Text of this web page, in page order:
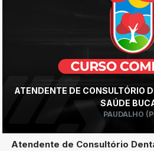
ATENDENTE DE CONSULTÓRIO
SAÚDE
PAUDALHO
Atendente de Consultório